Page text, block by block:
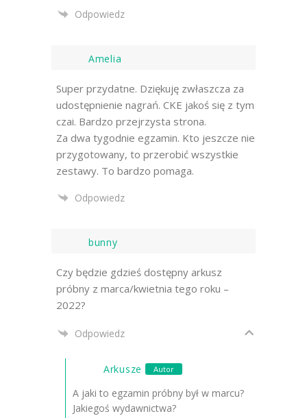
Odpowiedz
Amelia
Super przydatne. Dziękuję zwłaszcza za
udostępnienie nagrań. CKE jakoś się z tym
czai. Bardzo przejrzysta strona.
Za dwa tygodnie egzamin. Kto jeszcze nie
przygotowany, to przerobić wszystkie
zestawy. To bardzo pomaga.
Odpowiedz
bunny
Czy będzie gdzieś dostępny arkusz
próbny z marca/kwietnia tego roku –
2022?
Odpowiedz
Arkusze Autor
A jaki to egzamin próbny był w marcu?
Jakiegoś wydawnictwa?